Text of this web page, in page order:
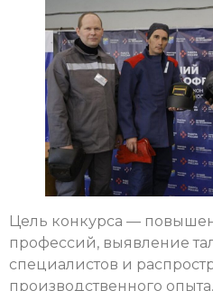
Цель конкурса —
профессий, выявление
специалистов и
производственного